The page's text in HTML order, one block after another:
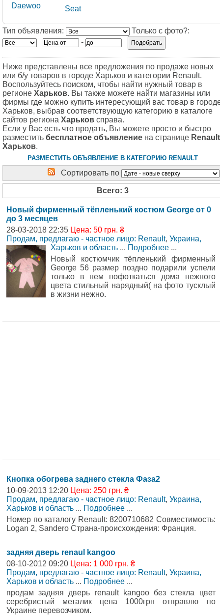
Daewoo
Seat
Тип объявления:
Только с фото?:
-
Ниже представлены все предложения по продаже новых
или б/у товаров в городе Харьков и категории Renault.
Воспользуйтесь поиском, чтобы найти нужный товар в
регионе Харьков. Вы также можете найти магазины или
фирмы где можно купить интересующий вас товар в
Харьков, выбрав соответствующую категорию в каталоге
сайтов региона Харьков справа.
Если у Вас есть что продать, Вы можете просто и быстро
разместить бесплатное объявление на странице
Харьков.
РАЗМЕСТИТЬ ОБЪЯВЛЕНИЕ В КАТЕГОРИЮ RENAULT
Сортировать по
Всего: 3
Новый фирменный тёпленький костюм George от 0
до 3 месяцев
28-03-2018 22:35 Цена: 50 грн. ₴
Продам, предлагаю - частное лицо: Renault, Украина,
Харьков и область ... Подробнее ...
Новый костюмчик тёпленький фирменный
George 56 размер поздно подарили успели
только в нем пофоткаться дома нежного
цвета стильный нарядный( на фото тусклый
в жизни нежно.
Кнопка обогрева заднего стекла Фаза2
10-09-2013 12:20 Цена: 250 грн. ₴
Продам, предлагаю - частное лицо: Renault, Украина,
Харьков и область ... Подробнее ...
Номер по каталогу Renault: 8200710682 Совместимость:
Logan 2, Sandero Страна-происхождения: Франция.
задняя дверь renaul kangoo
08-10-2012 09:20 Цена: 1 000 грн. ₴
Продам, предлагаю - частное лицо: Renault, Украина,
Харьков и область ... Подробнее ...
продам задняя дверь renault kangoo без стекла цвет
серебристый металик цена 1000грн отправлю по
Украине перевозчиком.